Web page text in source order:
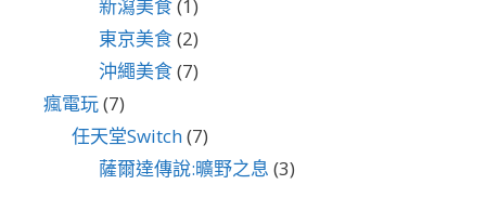
新瀉美食(1)
東京美食(2)
沖繩美食(7)
瘋電玩(7)
任天堂Switch(7)
薩爾達傳說:曠野之息 (3)